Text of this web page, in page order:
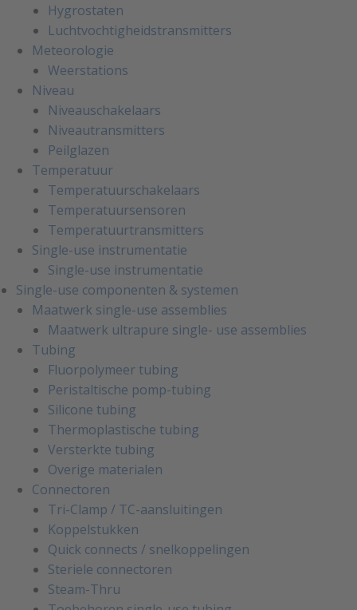
Hygrostaten
Luchtvochtigheidstransmitters
Meteorologie
Weerstations
Niveau
Niveauschakelaars
Niveautransmitters
Peilglazen
Temperatuur
Temperatuurschakelaars
Temperatuursensoren
Temperatuurtransmitters
Single-use instrumentatie
Single-use instrumentatie
Single-use componenten & systemen
Maatwerk single-use assemblies
Maatwerk ultrapure single- use assemblies
Tubing
Fluorpolymeer tubing
Peristaltische pomp-tubing
Silicone tubing
Thermoplastische tubing
Versterkte tubing
Overige materialen
Connectoren
Tri-Clamp / TC-aansluitingen
Koppelstukken
Quick connects / snelkoppelingen
Steriele connectoren
Steam-Thru